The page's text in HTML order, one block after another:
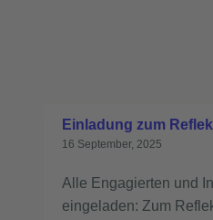
Einladung zum
16 September, 2025
Alle Engagierten und
eingeladen: Zum